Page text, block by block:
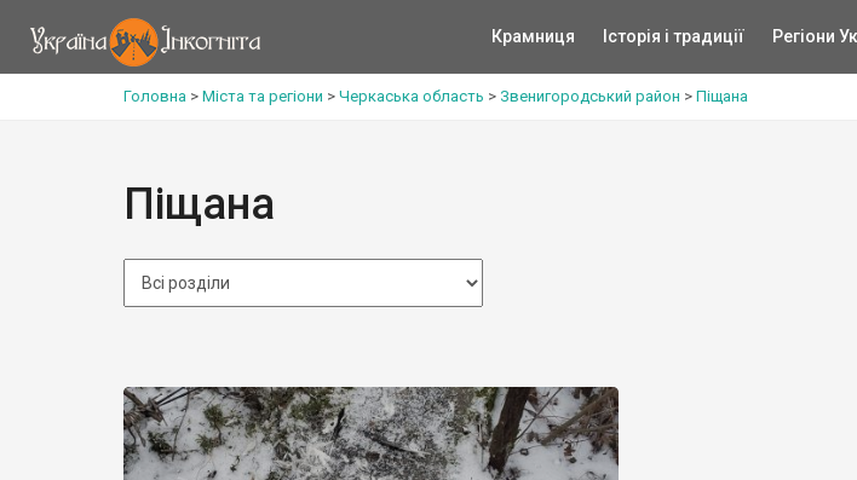
Крамниця Історія і традиції Регіони
Головна > Міста та регіони > Черкаська область > Звенигородський район > Піщана
Піщана